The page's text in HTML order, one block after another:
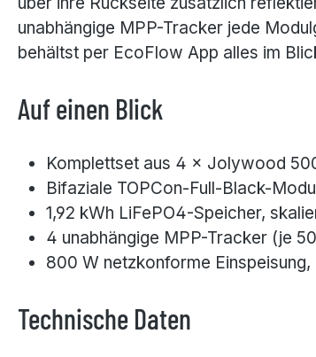
unabhängige MPP-Tracker jede
behältst per EcoFlow App alles im
Auf einen Blick
Komplettset aus 4 × Jolywood
Bifaziale TOPCon-Full-Black-
1,92 kWh LiFePO4-Speicher,
4 unabhängige MPP-Tracker (je
800 W netzkonforme
Technische Daten